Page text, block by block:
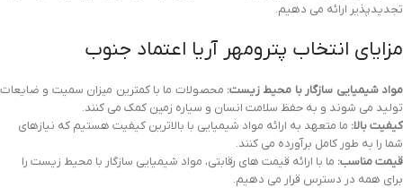
تجدیدپذیر ارائه می دهیم.
مزایای انتخاب پترومهر آریا اعتماد جنوب
مواد شیمیایی سازگار با محیط زیست: محصولات ما با کمترین میزان سمیت و ضایعات
تولید می شوند و به حفظ سلامت انسان و سیاره زمین کمک می کنند.
کیفیت بالا: ما متعهد به ارائه مواد شیمیایی با بالاترین کیفیت هستیم که نیازهای
شما را به طور کامل برآورده می کنند.
قیمت مناسب: ما با ارائه قیمت های رقابتی، مواد شیمیایی سازگار با محیط زیست را
برای همه در دسترس قرار می دهیم.